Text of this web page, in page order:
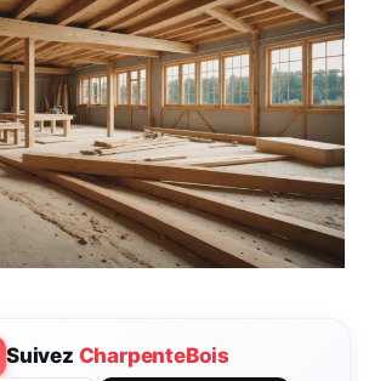
Suivez CharpenteBois